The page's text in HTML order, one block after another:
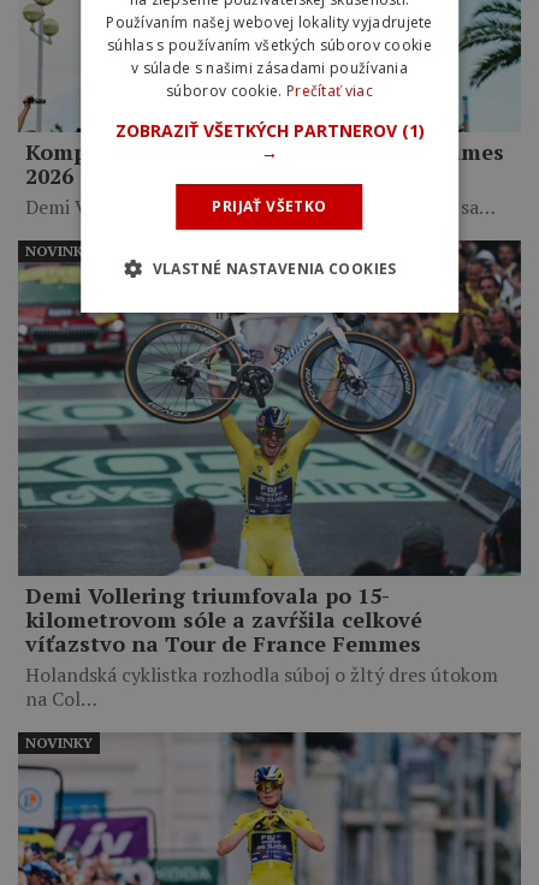
Kompletné výsledky Tour de France Femmes
2026
Demi Vollering získala svoj druhý žltý dres a stala sa…
Demi Vollering triumfovala po 15-
kilometrovom sóle a zavŕšila celkové
víťazstvo na Tour de France Femmes
Holandská cyklistka rozhodla súboj o žltý dres útokom
na Col…
NOVINKY
NOVINKY
Používaním našej webovej lokality vyjadrujete
súhlas s používaním všetkých súborov cookie
v súlade s našimi zásadami používania
súborov cookie. Prečítať viac
ZOBRAZIŤ VŠETKÝCH PARTNEROV (1)
→
PRIJAŤ VŠETKO
VLASTNÉ NASTAVENIA COOKIES